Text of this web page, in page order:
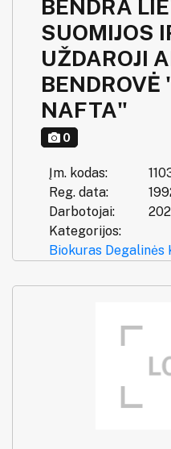
BENDRA
SUOMIJOS
UŽDAROJI
BENDROVĖ
NAFTA"
0
Įm. kodas:
Reg. data:
Darbotojai:
Kategorijos:
Biokuras Degalinės